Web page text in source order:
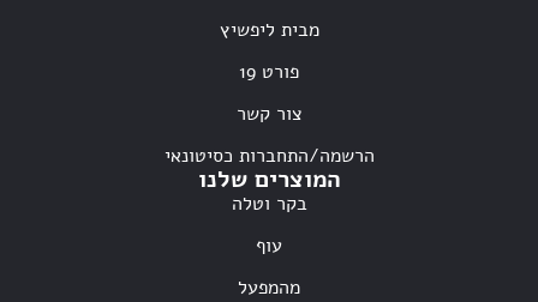
מבית ליפשיץ
פורט 19
צור קשר
הרשמה/התחברות כסיטונאי
המוצרים שלנו
בקר וטלה
עוף
מהמפעל